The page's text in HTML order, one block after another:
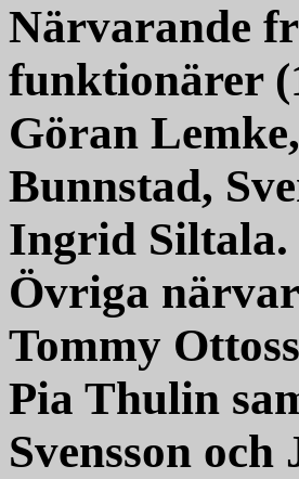
Närvarande
funktionärer
Göran
Bunnstad,
Ingrid Siltala.
Övriga
Tommy
Pia Thulin
Svensson och